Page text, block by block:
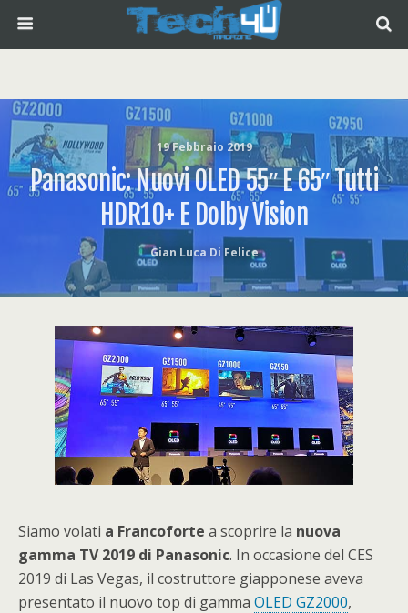
19 Febbraio 2019
Panasonic: Nuovi OLED 55″ E 65″ Tutti
HDR10+ E Dolby Vision
Gian Luca Di Felice
Siamo volati a Francoforte a scoprire la nuova
gamma TV 2019 di Panasonic. In occasione del CES
2019 di Las Vegas, il costruttore giapponese aveva
presentato il nuovo top di gamma OLED GZ2000,